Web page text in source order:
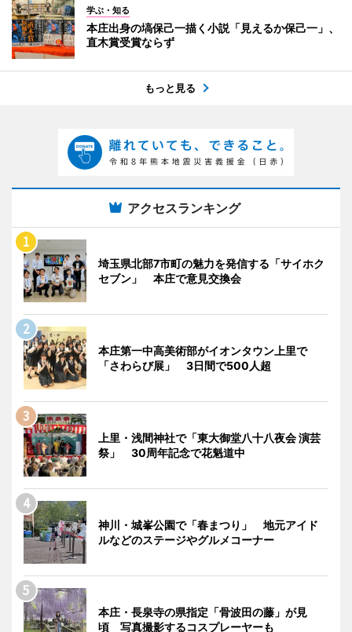
学ぶ・知る
本庄出身の塙保己一描く小説「見えるか保己一」、
直木賞受賞ならず
もっと見る
アクセスランキング
埼玉県北部7市町の魅力を発信する「サイホク
セブン」 本庄で意見交換会
本庄第一中高美術部がイオンタウン上里で
「さわらび展」 3日間で500人超
上里・浅間神社で「東大御堂八十八夜会 演芸
祭」 30周年記念で花魁道中
神川・城峯公園で「春まつり」 地元アイド
ルなどのステージやグルメコーナー
本庄・長泉寺の県指定「骨波田の藤」が見
頃 写真撮影するコスプレーヤーも